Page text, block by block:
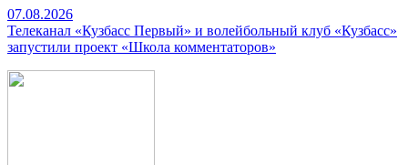
07.08.2026
Телеканал «Кузбасс Первый» и волейбольный клуб «Кузбасс»
запустили проект «Школа комментаторов»